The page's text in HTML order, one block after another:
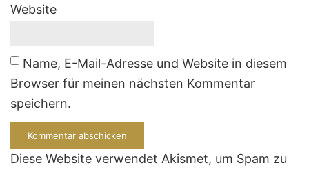
Website
Name, E-Mail-Adresse und Website in diesem
Browser für meinen nächsten Kommentar
speichern.
Diese Website verwendet Akismet, um Spam zu